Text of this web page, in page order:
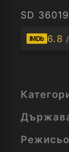
SD 360
IMDb 6.8